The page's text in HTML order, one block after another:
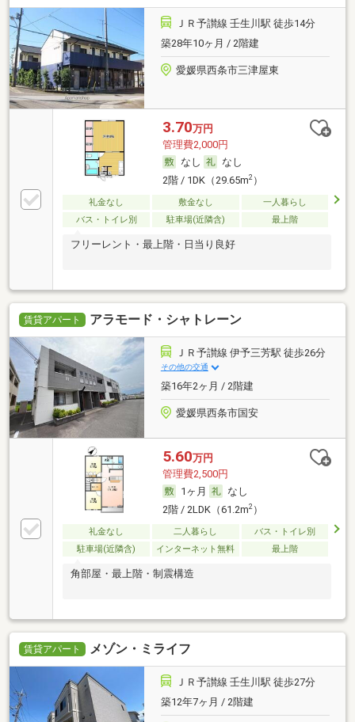
ＪＲ予讃線 壬生川駅 徒歩14分
築28年10ヶ月 / 2階建
愛媛県西条市三津屋東
3.70万円
管理費2,000円
なし
なし
2階 / 1DK（29.65m2）
礼金なし 敷金なし
一人暮らし
バス・トイレ別
駐車場(近隣含) 最上階
フリーレント・最上階・日当り良好
賃貸アパート アラモード・シャトレーン
ＪＲ予讃線 伊予三芳駅 徒歩26分
その他の交通
築16年2ヶ月 / 2階建
愛媛県西条市国安
5.60万円
管理費2,500円
1ヶ月
なし
2階 / 2LDK（61.2m2）
礼金なし 二人暮らし
バス・トイレ別
駐車場(近隣含)
インターネット無料 最上階
角部屋・最上階・制震構造
賃貸アパート メゾン・ミライフ
ＪＲ予讃線 壬生川駅 徒歩27分
築12年7ヶ月 / 2階建